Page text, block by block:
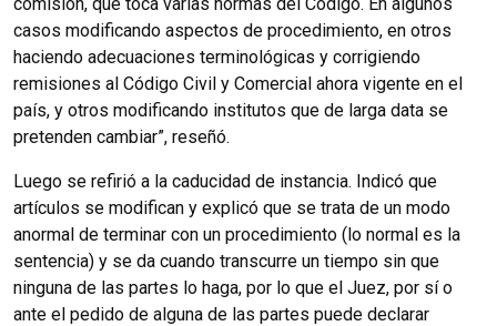
casos modificando aspectos de procedimiento, en otros
haciendo adecuaciones terminológicas y corrigiendo
remisiones al Código Civil y Comercial ahora vigente en el
país, y otros modificando institutos que de larga data se
pretenden cambiar”, reseñó.
Luego se refirió a la caducidad de instancia. Indicó que
artículos se modifican y explicó que se trata de un modo
anormal de terminar con un procedimiento (lo normal es la
sentencia) y se da cuando transcurre un tiempo sin que
ninguna de las partes lo haga, por lo que el Juez, por sí o
ante el pedido de alguna de las partes puede declarar